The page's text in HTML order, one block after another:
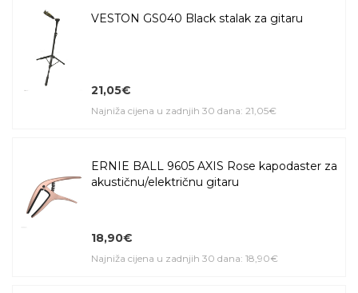
VESTON GS040 Black stalak za gitaru
21,05€
Najniža cijena u zadnjih 30 dana: 21,05€
ERNIE BALL 9605 AXIS Rose kapodaster za
akustičnu/električnu gitaru
18,90€
Najniža cijena u zadnjih 30 dana: 18,90€